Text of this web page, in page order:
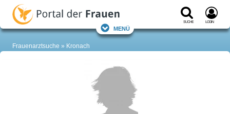
Suche Login
Menü
Frauenarztsuche Kronach